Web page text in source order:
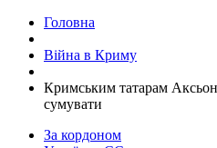
Головна
Війна в Криму
Кримським татарам
сумувати
За кордоном